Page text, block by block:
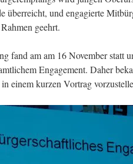
überreicht, und engagierte
geehrt.
fand am am 16 November statt
Engagement. Daher
einem kurzen Vortrag